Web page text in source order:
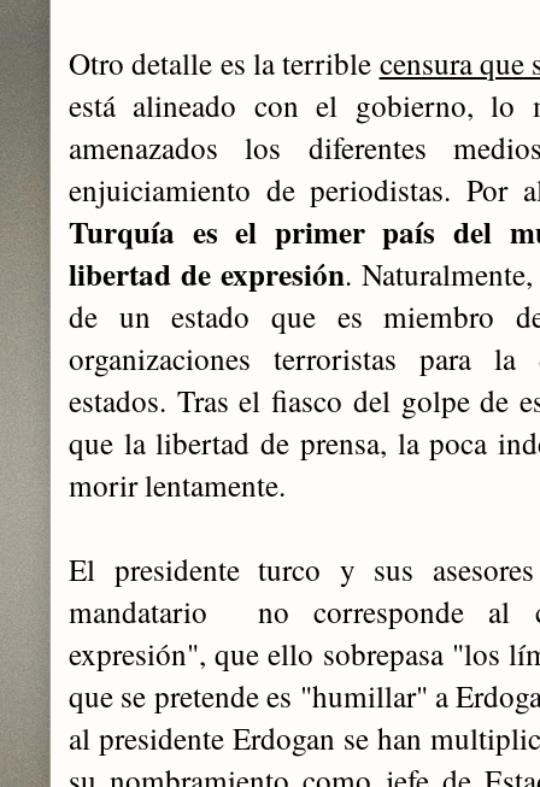
Otro detalle es la terrible censura que
está alineado con el gobierno, lo
amenazados los diferentes
enjuiciamiento de periodistas. Por
Turquía es el primer país del
libertad de expresión.
de un estado que es miembro
organizaciones terroristas para la
estados. Tras el fiasco del golpe de
que la libertad de prensa, la poca
morir lentamente.
El presidente turco y sus
mandatario no corresponde al
expresión", que ello sobrepasa "los
que se pretende es "humillar" a
al presidente Erdogan se han